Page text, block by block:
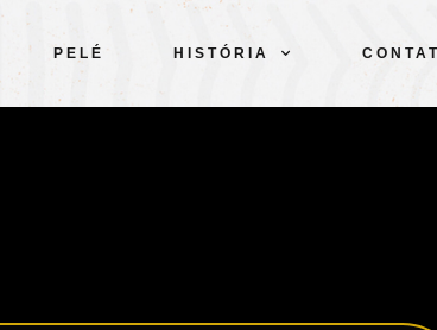
PELÉ HISTÓRIA
CLUBE